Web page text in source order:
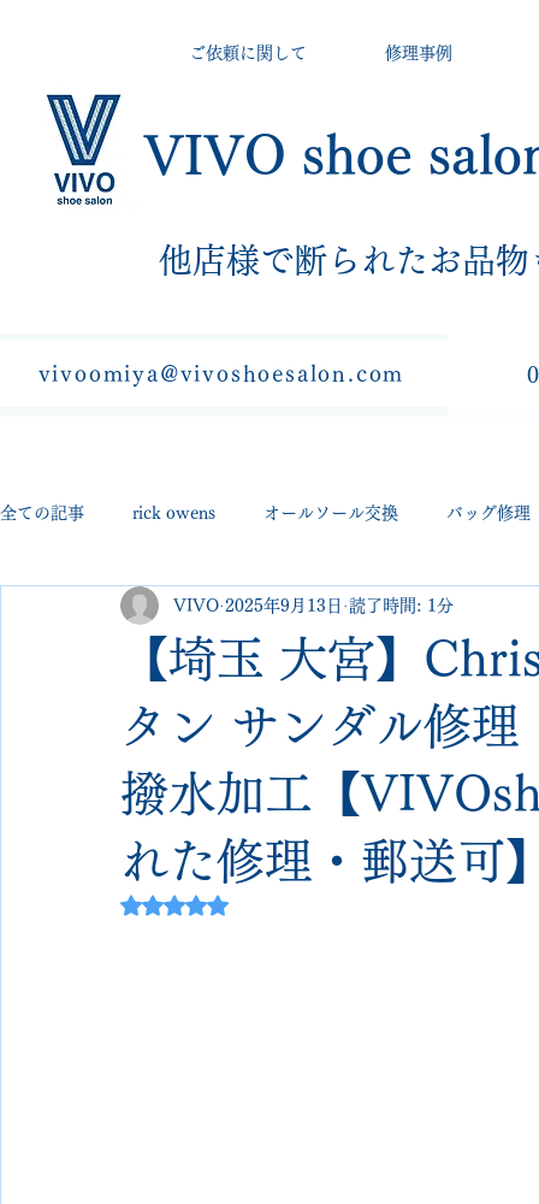
VIVO shoe
他店様で断られたお品物
ご依頼に関して 修理事例
vivoomiya@vivoshoesalon.com
全ての記事 rick owens オールソール交換 バッグ修理
george cleverley Christian louboutin allen edmonds
new balance jimmy choo クリーニング•撥水コーテ
edward green george cox hermes
crockett&jones
【埼玉 大宮】
タン サンダル修
撥水加工【
れた修理・郵送可
VIVO 2025年9月13日 読了時間: 1分
5つ星のうちNaNと評価されています。